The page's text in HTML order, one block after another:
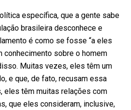
específica, que a gente sabe
brasileira desconhece e
é como se fosse “a eles
conhecimento sobre o homem
Muitas vezes, eles têm um
e que, de fato, recusam essa
eles têm muitas relações com
que eles consideram, inclusive,